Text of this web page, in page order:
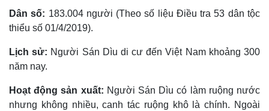
Dân số: 183.004 người (Theo số liệu Điều tra 53 dân tộc
thiểu số 01/4/2019).
Lịch sử: Người Sán Dìu di cư đến Việt Nam khoảng 300
năm nay.
Hoạt động sản xuất: Người Sán Dìu có làm ruộng nước
nhưng không nhiều, canh tác ruộng khô là chính. Ngoài